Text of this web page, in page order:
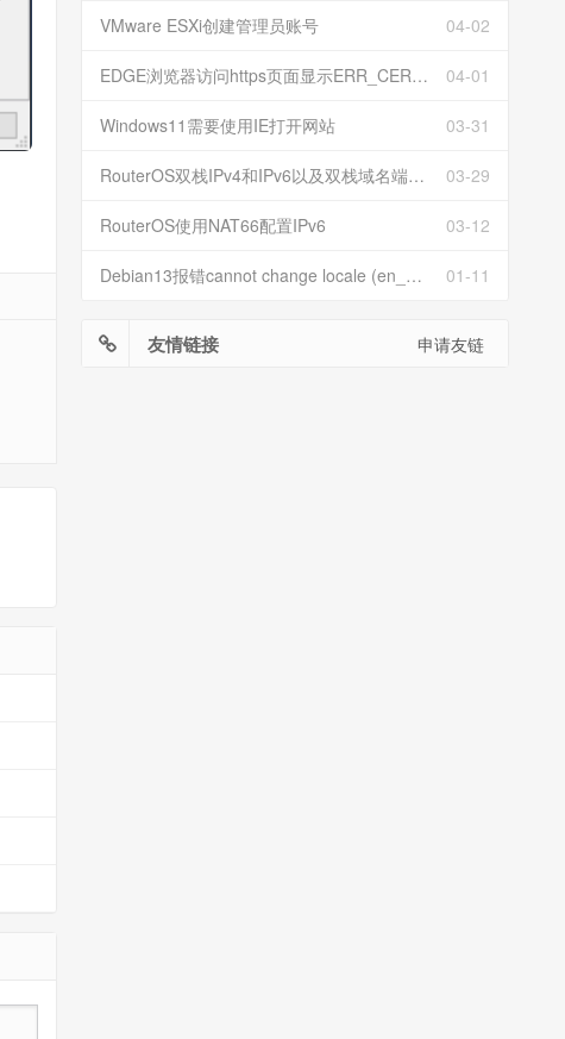
04-02
VMware ESXi创建管理员账号
04-01
EDGE浏览器访问https页面显示ERR_CERT_INVALID且无法跳过继续访问
03-31
Windows11需要使用IE打开网站
03-29
RouterOS双栈IPv4和IPv6以及双栈域名端口映射
03-12
RouterOS使用NAT66配置IPv6
01-11
Debian13报错cannot change locale (en_US.UTF-8)
友情链接 申请友链